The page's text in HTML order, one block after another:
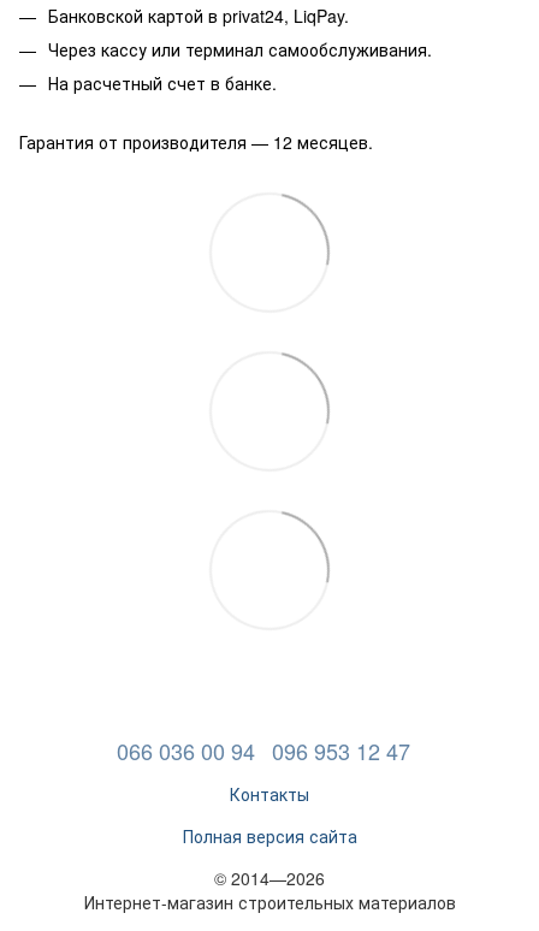
Банковской картой в privat24, LiqPay.
Через кассу или терминал самообслуживания.
На расчетный счет в банке.
Гарантия от производителя — 12 месяцев.
066 036 00 94 096 953 12 47
Контакты
Полная версия сайта
© 2014—2026
Интернет-магазин строительных материалов